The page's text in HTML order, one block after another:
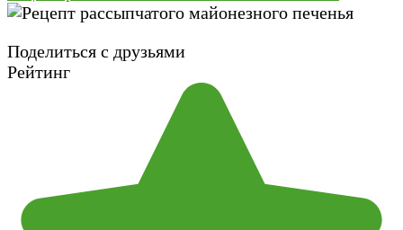
Поделиться с друзьями
Рейтинг